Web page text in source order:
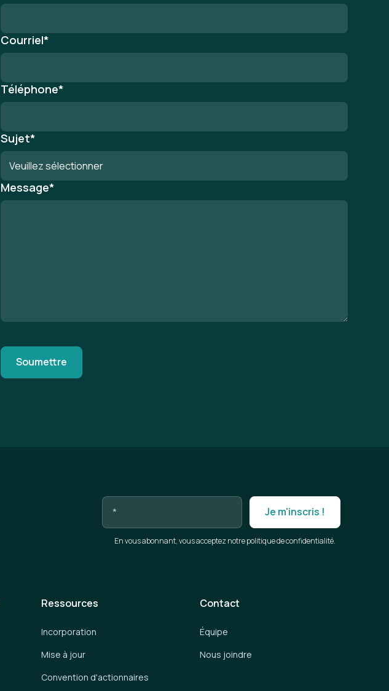
Courriel*
Téléphone*
Sujet*
Message*
En vous abonnant, vous acceptez notre politique de confidentialité.
Ressources
Incorporation
Mise à jour
Convention d'actionnaires
Contact
Équipe
Nous joindre